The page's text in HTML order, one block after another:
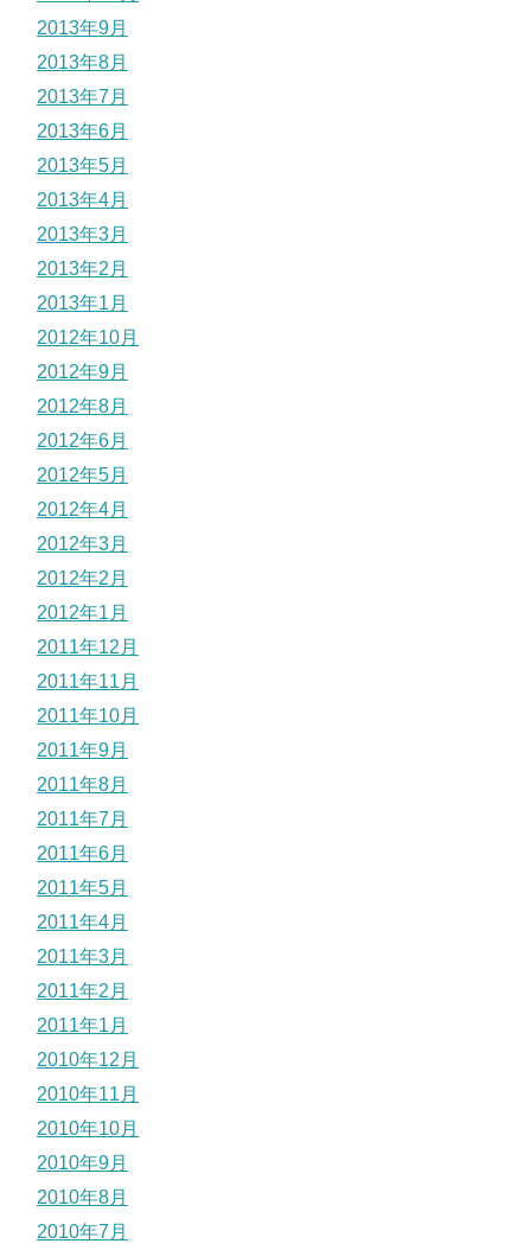
2013年9月
2013年8月
2013年7月
2013年6月
2013年5月
2013年4月
2013年3月
2013年2月
2013年1月
2012年10月
2012年9月
2012年8月
2012年6月
2012年5月
2012年4月
2012年3月
2012年2月
2012年1月
2011年12月
2011年11月
2011年10月
2011年9月
2011年8月
2011年7月
2011年6月
2011年5月
2011年4月
2011年3月
2011年2月
2011年1月
2010年12月
2010年11月
2010年10月
2010年9月
2010年8月
2010年7月